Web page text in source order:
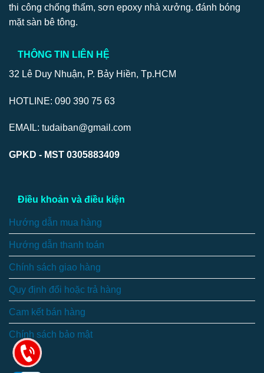
thi công chống thấm, sơn epoxy nhà xưởng. đánh bóng
mặt sàn bê tông.
THÔNG TIN LIÊN HỆ
32 Lê Duy Nhuận, P. Bảy Hiền, Tp.HCM
HOTLINE: 090 390 75 63
EMAIL: tudaiban@gmail.com
GPKD - MST 0305883409
Điều khoản và điều kiện
Hướng dẫn mua hàng
Hướng dẫn thanh toán
Chính sách giao hàng
Quy định đổi hoặc trả hàng
Cam kết bán hàng
Chính sách bảo mật